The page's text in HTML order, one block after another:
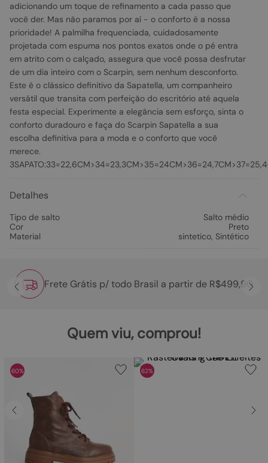
adicionando um toque de refinamento a cada passo que
você der. Mas não paramos por aí - o conforto é a nossa
prioridade! A palmilha frequenciada, cuidadosamente
projetada com espuma nos pontos exatos onde o pé entra
em atrito com o calçado, assegura que você possa desfrutar
de um dia inteiro com o Scarpin, sem nenhum desconforto.
Este é o clássico definitivo da Sapatella, um companheiro
versátil que transita com perfeição do escritório até aquela
festa especial. Experimente a elegância sem esforço, sinta o
conforto duradouro e faça do Scarpin Sapatella a sua
escolha definitiva para a moda e o conforto que você
merece.
Detalhes
Tipo de salto
Salto médio
Cor
Preto
Material
sintetico, Sintético
Frete Grátis p/ todo Brasil a partir de R$499,90
Quem viu, comprou!
60% 62%